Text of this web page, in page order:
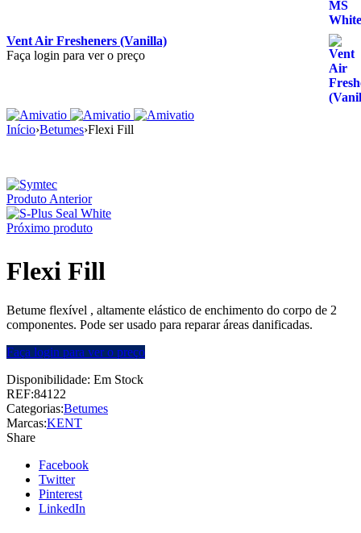
Vent Air Fresheners (Vanilla)
Faça login para ver o preço
Início›Betumes›Flexi Fill
Produto Anterior
Próximo produto
Flexi Fill
Betume flexível , altamente elástico de enchimento do corpo de 2
componentes. Pode ser usado para reparar áreas danificadas.
Faça login para ver o preço
Disponibilidade: Em Stock
REF:84122
Categorias:Betumes
Marcas:KENT
Share
Facebook
Twitter
Pinterest
LinkedIn